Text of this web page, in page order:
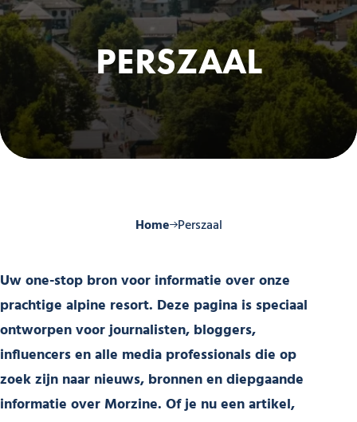
PERSZAAL
Home Perszaal
Uw one-stop bron voor informatie over onze
prachtige alpine resort. Deze pagina is speciaal
ontworpen voor journalisten, bloggers,
influencers en alle media professionals die op
zoek zijn naar nieuws, bronnen en diepgaande
informatie over Morzine. Of je nu een artikel,